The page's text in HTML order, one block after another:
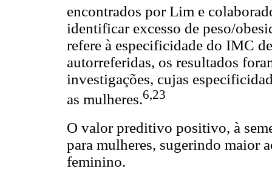
encontrados por Lim e
identificar excesso de peso/
refere à especificidade do IMC
autorreferidas, os resultados
investigações, cujas
as mulheres.6,23
O valor preditivo positivo, à
para mulheres, sugerindo maior
feminino.